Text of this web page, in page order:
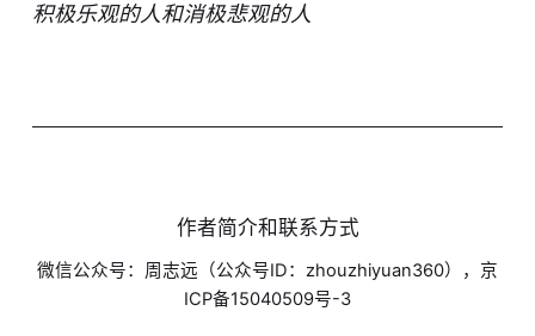
积极乐观的人和消极悲观的人
作者简介和联系方式
微信公众号：周志远（公众号ID：zhouzhiyuan360），京
ICP备15040509号-3